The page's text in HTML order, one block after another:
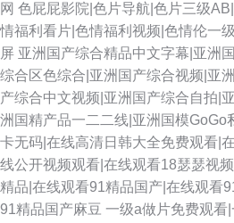
网 色屁屁影院|色片导航|色片三级
情福利看片|色情福利视频|色情伦一
屏 亚洲国产综合精品中文字幕|亚洲
综合区色综合|亚洲国产综合视频|亚
产综合中文视频|亚洲国产综合自拍|
洲国精产品一二二线|亚洲国模GoGo
卡无码|在线高清日韩大全免费观看|
线公开视频观看|在线观看18瑟瑟视
精品|在线观看91精品国产|在线观看
91精品国产麻豆 一级a做片免费观看